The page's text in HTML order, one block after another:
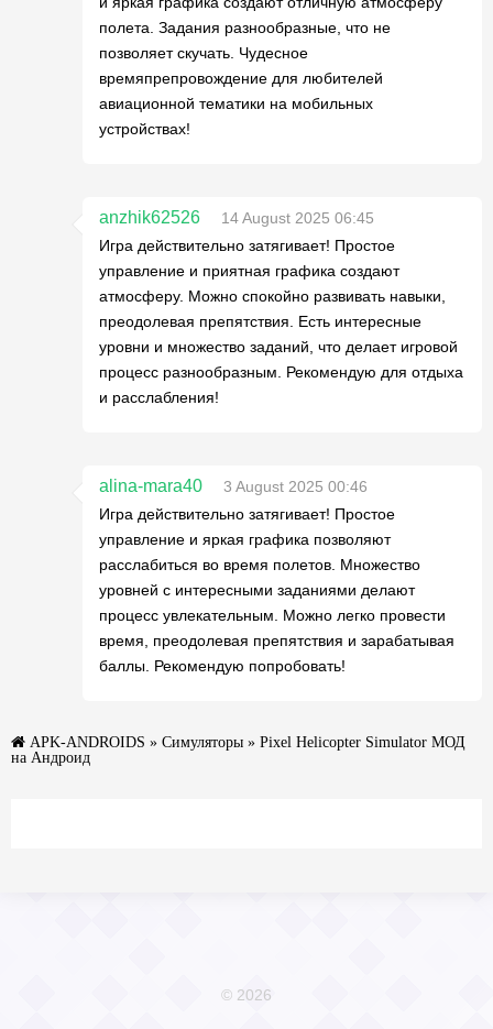
полета. Задания разнообразные, что не
позволяет скучать. Чудесное
времяпрепровождение для любителей
авиационной тематики на мобильных
устройствах!
anzhik62526
14 August 2025 06:45
Игра действительно затягивает! Простое
управление и приятная графика создают
атмосферу. Можно спокойно развивать навыки,
преодолевая препятствия. Есть интересные
уровни и множество заданий, что делает игровой
процесс разнообразным. Рекомендую для отдыха
и расслабления!
alina-mara40
3 August 2025 00:46
Игра действительно затягивает! Простое
управление и яркая графика позволяют
расслабиться во время полетов. Множество
уровней с интересными заданиями делают
процесс увлекательным. Можно легко провести
время, преодолевая препятствия и зарабатывая
баллы. Рекомендую попробовать!
APK-ANDROIDS » Симуляторы » Pixel Helicopter Simulator МОД
на Андроид
© 2026